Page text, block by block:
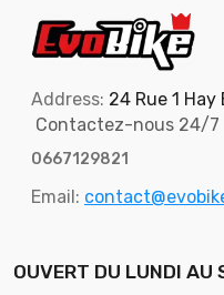
Address: 24 Rue 1
Contactez-nous 24/7
0667129821
Email:
OUVERT DU LUNDI AU